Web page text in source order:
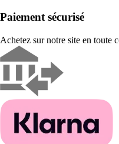
Paiement sécurisé
Achetez sur notre site en toute